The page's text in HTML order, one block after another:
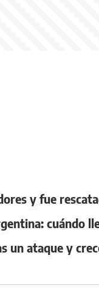
y fue
cuándo
un ataque y